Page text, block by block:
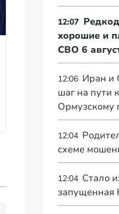
12:07
хорошие и
СВО 6
12:06 Иран и
шаг на пути
Ормузскому
12:04
схеме
12:04 Стало
запущенная